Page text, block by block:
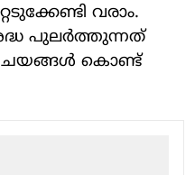
വരാം.
പുലർത്തുന്നത്
കൊണ്ട്